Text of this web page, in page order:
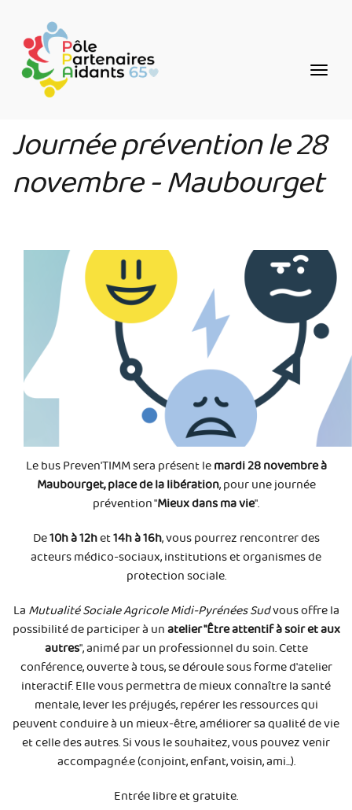
contenu
principal
Journée prévention le 28
novembre - Maubourget
Le bus Preven'TIMM sera présent lemardi 28 novembre à
Maubourget, place de la libération, pour une journée
prévention "Mieux dans ma vie".
De10h à 12het14h à 16h, vous pourrez rencontrer des
acteurs médico-sociaux, institutions et organismes de
protection sociale.
LaMutualité Sociale Agricole Midi-Pyrénées Sudvous offre la
possibilité de participer à unatelier "Être attentif à soir et aux
autres", animé par un professionnel du soin. Cette
conférence, ouverte à tous, se déroule sous forme d'atelier
interactif. Elle vous permettra de mieux connaître la santé
mentale, lever les préjugés, repérer les ressources qui
peuvent conduire à un mieux-être, améliorer sa qualité de vie
et celle des autres. Si vous le souhaitez, vous pouvez venir
accompagné.e (conjoint, enfant, voisin, ami...).
Entrée libre et gratuite.